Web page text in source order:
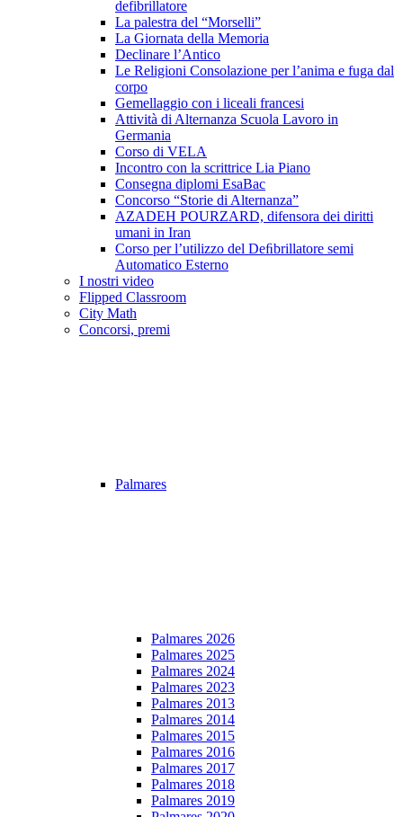
defibrillatore
La palestra del “Morselli”
La Giornata della Memoria
Declinare l’Antico
Le Religioni Consolazione per l’anima e fuga dal
corpo
Gemellaggio con i liceali francesi
Attività di Alternanza Scuola Lavoro in
Germania
Corso di VELA
Incontro con la scrittrice Lia Piano
Consegna diplomi EsaBac
Concorso “Storie di Alternanza”
AZADEH POURZARD, difensora dei diritti
umani in Iran
Corso per l’utilizzo del Deﬁbrillatore semi
Automatico Esterno
I nostri video
Flipped Classroom
City Math
Concorsi, premi
Palmares
Palmares 2026
Palmares 2025
Palmares 2024
Palmares 2023
Palmares 2013
Palmares 2014
Palmares 2015
Palmares 2016
Palmares 2017
Palmares 2018
Palmares 2019